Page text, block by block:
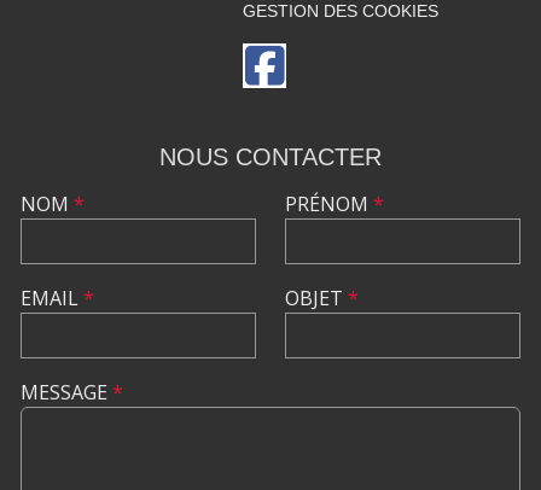
GESTION DES COOKIES
NOUS CONTACTER
NOM *
EMAIL*
PRÉNOM *
OBJET *
MESSAGE *